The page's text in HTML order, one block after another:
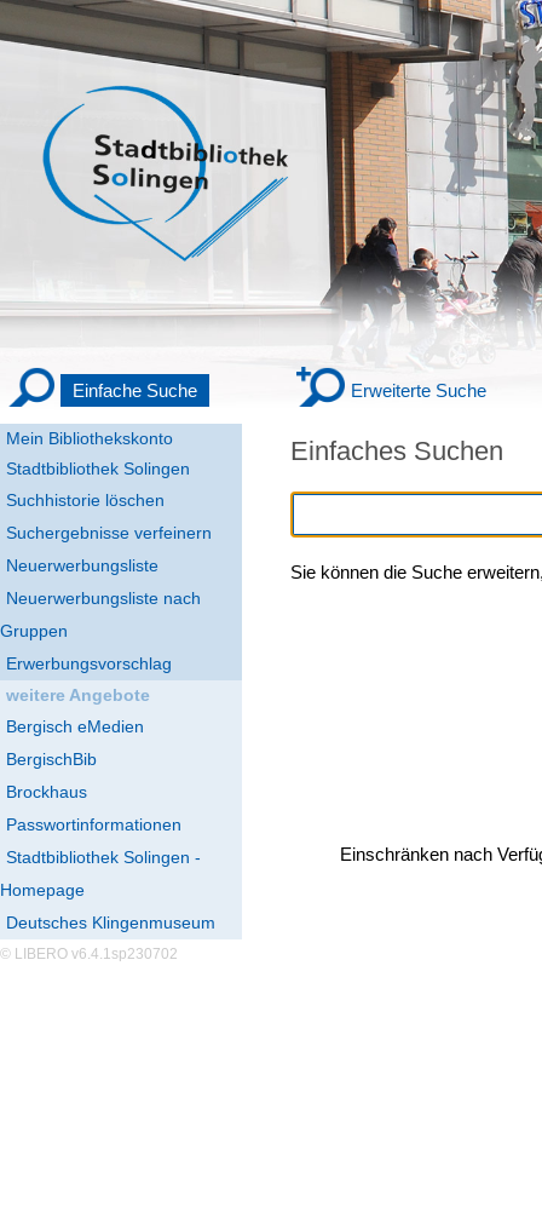
Mein Bibliothekskonto
Stadtbibliothek Solingen
Einfache Suche Erweiterte Suche
Suchhistorie löschen
Suchergebnisse verfeinern
Neuerwerbungsliste
Neuerwerbungsliste nach
Gruppen
Erwerbungsvorschlag
weitere Angebote
Bergisch eMedien
BergischBib
Brockhaus
Passwortinformationen
Stadtbibliothek Solingen -
Homepage
Deutsches Klingenmuseum
© LIBERO v6.4.1sp230702
Einfaches Suchen
Sie können die Suche
Einschränken nach